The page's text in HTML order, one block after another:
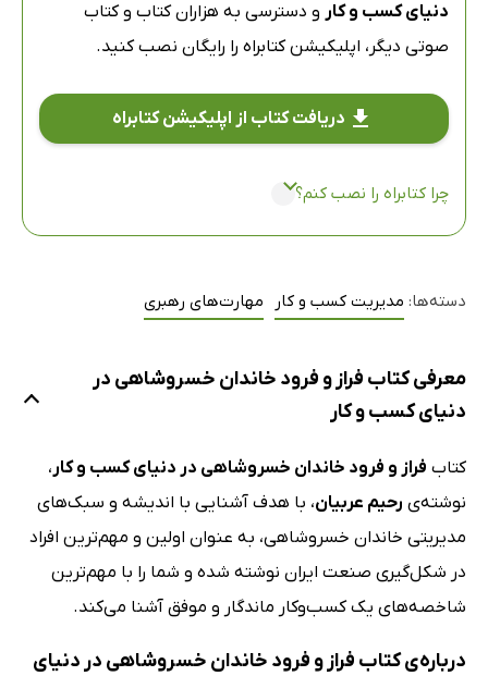
دنیای کسب ‌و کار و دسترسی به هزاران کتاب و کتاب
صوتی دیگر، اپلیکیشن کتابراه را رایگان نصب کنید.
دریافت کتاب از اپلیکیشن کتابراه
چرا کتابراه را نصب کنم؟
دسته‌ها: مدیریت کسب و کار مهارت‌های رهبری
معرفی کتاب فراز و فرود خاندان خسروشاهی در
دنیای کسب ‌و کار
کتاب فراز و فرود خاندان خسروشاهی در دنیای کسب ‌و کار،
نوشته‌ی رحیم عربیان، با هدف آشنایی با اندیشه و سبک‌های
مدیریتی خاندان خسروشاهی، به عنوان اولین و مهم‌ترین افراد
در شکل‌گیری صنعت ایران نوشته شده و شما را با مهم‌ترین
شاخصه‌های یک کسب‌وکار ماندگار و موفق آشنا می‌کند.
درباره‌ی کتاب فراز و فرود خاندان خسروشاهی در دنیای